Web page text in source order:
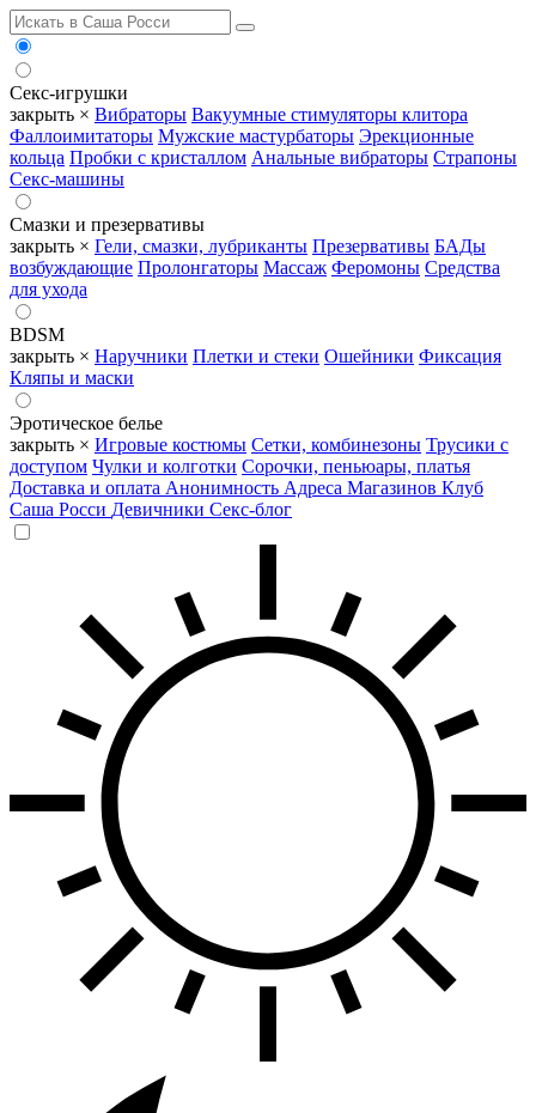
Секс-игрушки
закрыть × Вибраторы Вакуумные стимуляторы клитора
Фаллоимитаторы Мужские мастурбаторы Эрекционные
кольца Пробки с кристаллом Анальные вибраторы Страпоны
Секс-машины
Смазки и презервативы
закрыть × Гели, смазки, лубриканты Презервативы БАДы
возбуждающие Пролонгаторы Массаж Феромоны Средства
для ухода
BDSM
закрыть × Наручники Плетки и стеки Ошейники Фиксация
Кляпы и маски
Эротическое белье
закрыть × Игровые костюмы Сетки, комбинезоны Трусики с
доступом Чулки и колготки Сорочки, пеньюары, платья
Доставка и оплата Анонимность Адреса Магазинов Клуб
Саша Росси Девичники Секс-блог